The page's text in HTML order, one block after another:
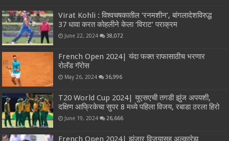
Virat Kohli : विश्वचषकातील ‘रनमशीन’, बांगलादेशविरुद्ध
37 धावा करत कोहलीने केला ‘विराट’ पराक्रम
June 22, 2024 38,072
French Open 2024| यंदा फक्त राफासाठीच भरणार
रोलॅंड गॅरोस
May 26, 2024 36,996
T20 World Cup 2024| युएसएची तगडी झुंज अपयशी,
दक्षिण आफ्रिकेचा सुपर 8 मध्ये पहिला विजय, रबाडा ठरला हिरो
June 19, 2024 26,666
French Open 2024| झुंजार विजयासह अल्कारेझ